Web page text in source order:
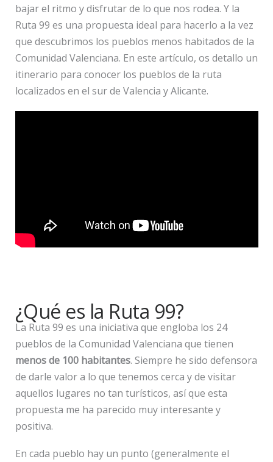
bajar el ritmo y disfrutar de lo que nos rodea. Y la
Ruta 99 es una propuesta ideal para hacerlo a la vez
que descubrimos los pueblos menos habitados de la
Comunidad Valenciana. En este artículo, os detallo un
itinerario para conocer los pueblos de la ruta
localizados en el sur de Valencia y Alicante.
¿Qué es la Ruta 99?
La Ruta 99 es una iniciativa que engloba los 24
pueblos de la Comunidad Valenciana que tienen
menos de 100 habitantes. Siempre he sido defensora
de darle valor a lo que tenemos cerca y de visitar
aquellos lugares no tan turísticos, así que esta
propuesta me ha parecido muy interesante y
positiva.
En cada pueblo hay un punto (generalmente el